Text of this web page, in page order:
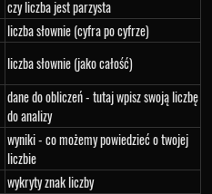
czy liczba jest parzysta
liczba słownie (cyfra po cyfrze)
liczba słownie (jako całość)
dane do obliczeń - tutaj wpisz swoją liczbę
do analizy
wyniki - co możemy powiedzieć o twojej
liczbie
wykryty znak liczby